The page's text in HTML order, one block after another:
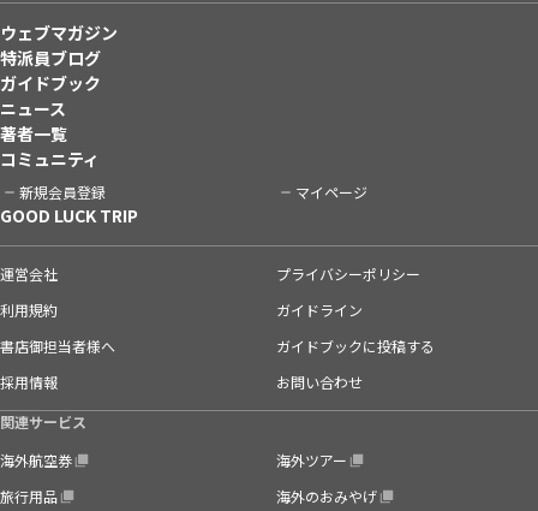
ウェブマガジン
特派員ブログ
ガイドブック
ニュース
著者一覧
コミュニティ
新規会員登録 マイページ
GOOD LUCK TRIP
運営会社
プライバシーポリシー
利用規約
ガイドライン
書店御担当者様へ
ガイドブックに投稿する
採用情報
お問い合わせ
関連サービス
海外航空券
海外ツアー
旅行用品
海外のおみやげ